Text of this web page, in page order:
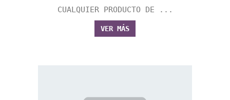
CUALQUIER PRODUCTO DE ...
VER MÁS